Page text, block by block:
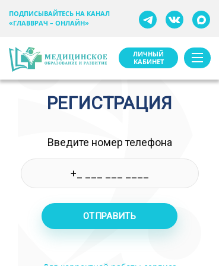
ПОДПИСЫВАЙТЕСЬ НА КАНАЛ
«ГЛАВВРАЧ – ОНЛАЙН»
ЛИЧНЫЙ
КАБИНЕТ
РЕГИСТРАЦИЯ
Введите номер телефона
ОТПРАВИТЬ